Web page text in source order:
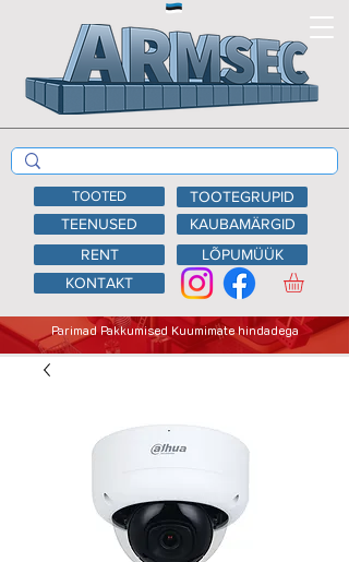
TEENUSED
KAUBAMÄRGID
RENT
LÕPUMÜÜK
KONTAKT
Parimad Pakkumised Kuumimate hindadega
TOOTED TOOTEGRUPID